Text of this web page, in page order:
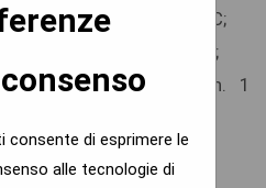
consente di esprimere le
alle tecnologie di
presso la CdC;
effettuati presso la CdC;
in camera di n. 1